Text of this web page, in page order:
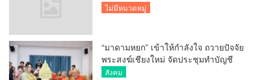
ไม่มีหมวดหมู่
“มาดามหยก” เข้าให้กำลังใจ ถวายปัจจัย
พระสงฆ์เชียงใหม่ จัดประชุมทำบัญชี
รายรับรายจ่ายของวัด กว่า 300 รูป ที่วัด
สังคม